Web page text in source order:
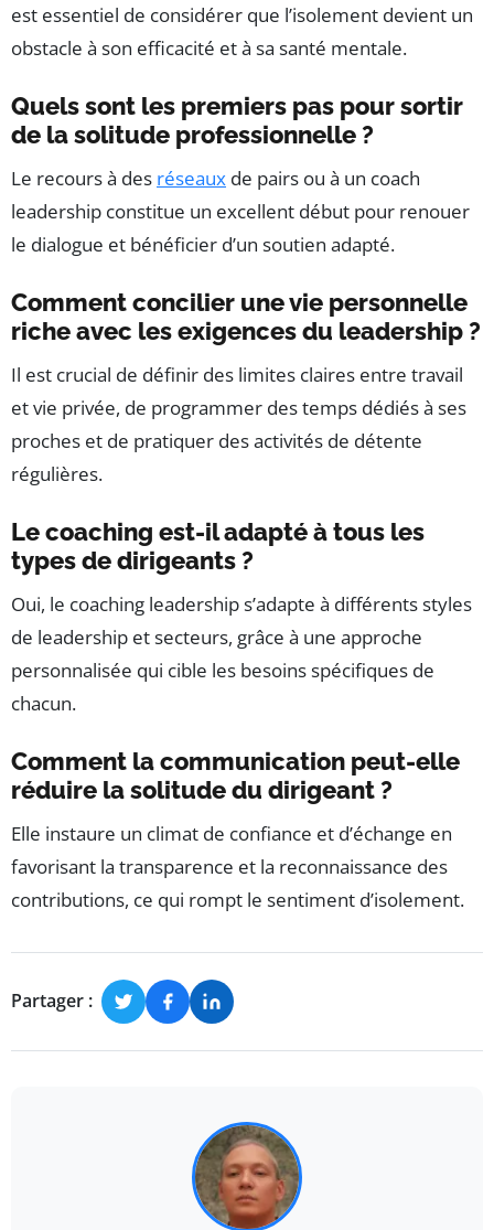
est essentiel de considérer que l’isolement devient un
obstacle à son efficacité et à sa santé mentale.
Quels sont les premiers pas pour sortir
de la solitude professionnelle ?
Le recours à des réseaux de pairs ou à un coach
leadership constitue un excellent début pour renouer
le dialogue et bénéficier d’un soutien adapté.
Comment concilier une vie personnelle
riche avec les exigences du leadership ?
Il est crucial de définir des limites claires entre travail
et vie privée, de programmer des temps dédiés à ses
proches et de pratiquer des activités de détente
régulières.
Le coaching est-il adapté à tous les
types de dirigeants ?
Oui, le coaching leadership s’adapte à différents styles
de leadership et secteurs, grâce à une approche
personnalisée qui cible les besoins spécifiques de
chacun.
Comment la communication peut-elle
réduire la solitude du dirigeant ?
Elle instaure un climat de confiance et d’échange en
favorisant la transparence et la reconnaissance des
contributions, ce qui rompt le sentiment d’isolement.
Partager :